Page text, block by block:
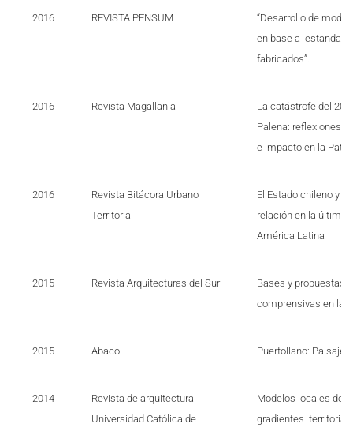
2016 REVISTA PENSUM
“Desarrollo de
en base a
fabricados”.
2016 Revista Magallania
La catástrofe del
Palena: reflexiones
e impacto en la
2016
Revista Bitácora Urbano
Territorial
El Estado chileno y
relación en la última
América Latina
2015 Revista Arquitecturas del Sur
Bases y propuestas
comprensivas en la
2015 Abaco Puertollano: Paisaje
2014
Revista de arquitectura
Universidad Católica de
Modelos locales de
gradientes